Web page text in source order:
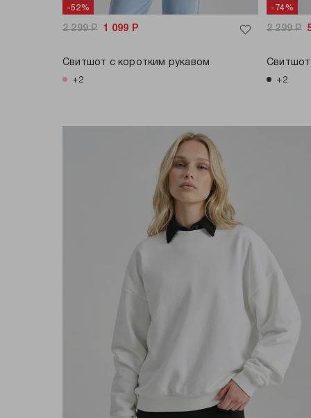
-52%
2 299Р 1 099 Р
Свитшот с коротким рукавом
+2
-74%
2 299Р
Свитшот
+2